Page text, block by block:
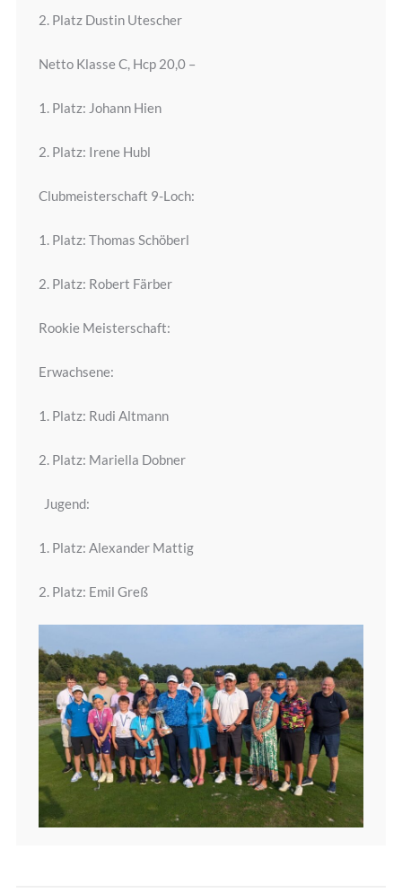
2. Platz Dustin Utescher
Netto Klasse C, Hcp 20,0 –
1. Platz: Johann Hien
2. Platz: Irene Hubl
Clubmeisterschaft 9-Loch:
1. Platz: Thomas Schöberl
2. Platz: Robert Färber
Rookie Meisterschaft:
Erwachsene:
1. Platz: Rudi Altmann
2. Platz: Mariella Dobner
Jugend:
1. Platz: Alexander Mattig
2. Platz: Emil Greß